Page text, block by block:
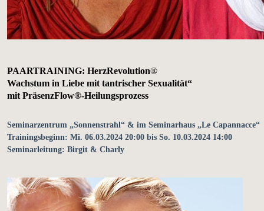
PAARTRAINING: HerzRevolution®
Wachstum in Liebe mit tantrischer Sexualität“
mit PräsenzFlow®-Heilungsprozess
Seminarzentrum „Sonnenstrahl“ & im Seminarhaus „Le Capannacce“
Trainingsbeginn: Mi. 06.03.2024 20:00 bis So. 10.03.2024 14:00
Seminarleitung: Birgit & Charly